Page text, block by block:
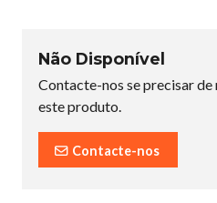
Não Disponível
Contacte-nos se precisar
este produto.
Contacte-nos